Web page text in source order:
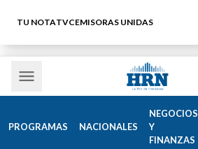
TU NOTATVCEMISORAS UNIDAS
PROGRAMAS NACIONALES
NEGOCIOS
Y
FINANZAS